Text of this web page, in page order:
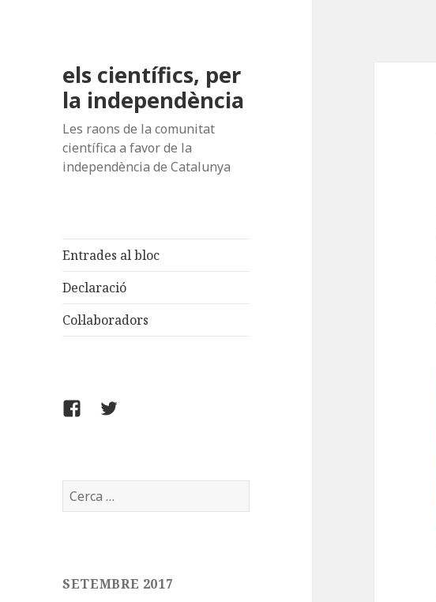
els científics, per
la independència
Les raons de la comunitat
científica a favor de la
independència de Catalunya
Entrades al bloc
Declaració
Col·laboradors
FACEBOOK
TWITTER
Cerca:
SETEMBRE 2017